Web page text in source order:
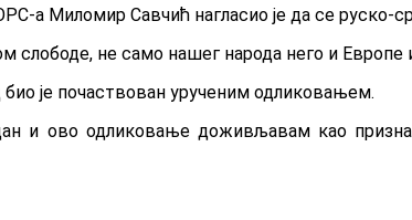
а Миломир Савчић нагласио је да се руско-
слободе, не само нашег народа него и Европе
је почаствован урученим одликовањем.
и ово одликовање доживљавам као